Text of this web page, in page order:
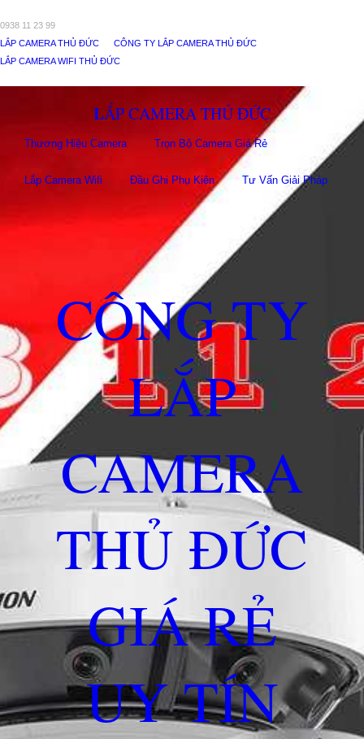
0938 11 23 99
LẮP CAMERA THỦ ĐỨC
CÔNG TY LẮP CAMERA THỦ ĐỨC
LẮP CAMERA WIFI THỦ ĐỨC
LẮP CAMERA THỦ ĐỨC
Thương Hiệu Camera Trọn Bộ Camera Giá Rẻ
Lắp Camera Wifi Đầu Ghi Phụ Kiên Tư Vấn Giải Pháp
CÔNG TY
LẮP
CAMERA
THỦ ĐỨC
GIÁ RẺ
UY TÍN